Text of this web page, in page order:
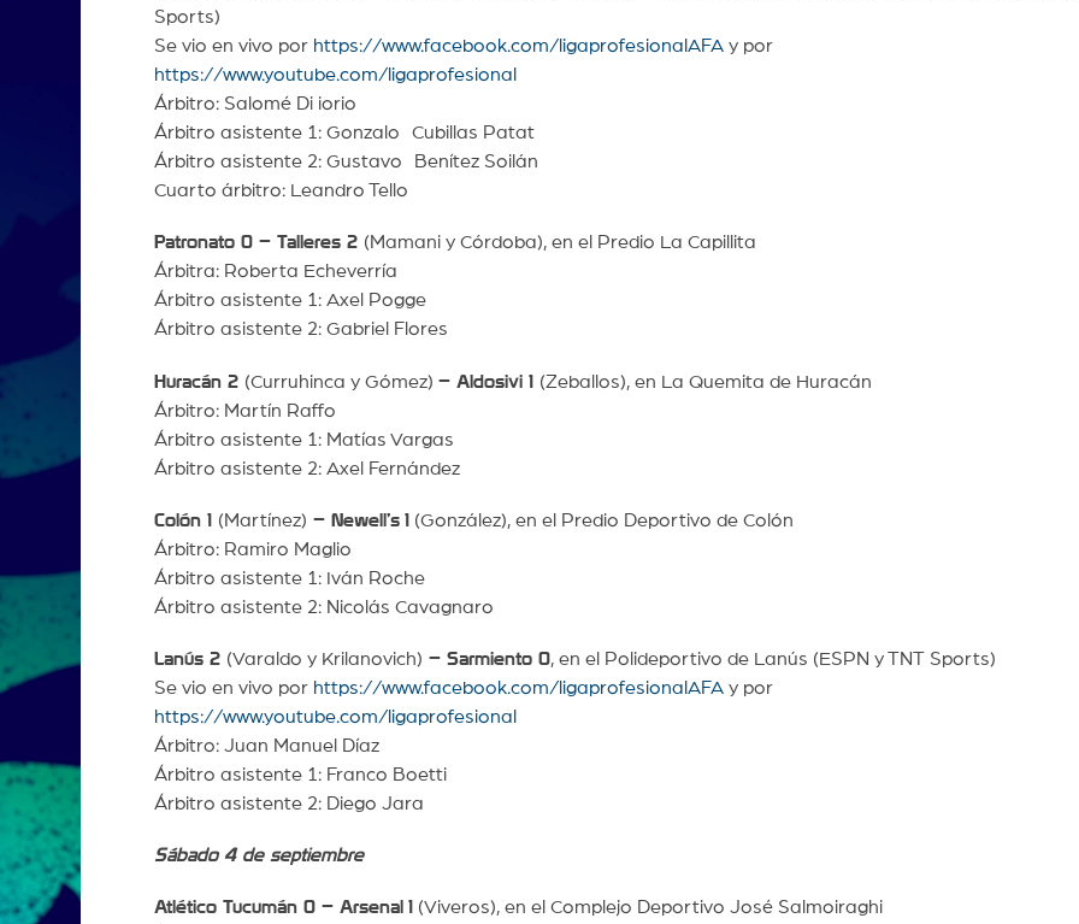
Sports)
Se vio en vivo por https://www.facebook.com/ligaprofesionalAFAy por
https://www.youtube.com/ligaprofesional
Árbitro: Salomé Di iorio
Árbitro asistente 1: Gonzalo Cubillas Patat
Árbitro asistente 2: Gustavo Benítez Soilán
Cuarto árbitro: Leandro Tello
Patronato 0 – Talleres 2 (Mamani y Córdoba), en el Predio La Capillita
Árbitra: Roberta Echeverría
Árbitro asistente 1: Axel Pogge
Árbitro asistente 2: Gabriel Flores
Huracán 2 (Curruhinca y Gómez) – Aldosivi 1 (Zeballos), en La Quemita de Huracán
Árbitro: Martín Raffo
Árbitro asistente 1: Matías Vargas
Árbitro asistente 2: Axel Fernández
Colón 1 (Martínez) – Newell’s 1 (González), en el Predio Deportivo de Colón
Árbitro: Ramiro Maglio
Árbitro asistente 1: Iván Roche
Árbitro asistente 2: Nicolás Cavagnaro
Lanús 2 (Varaldo y Krilanovich) – Sarmiento 0, en el Polideportivo de Lanús (ESPN y TNT Sports)
Se vio en vivo por https://www.facebook.com/ligaprofesionalAFAy por
https://www.youtube.com/ligaprofesional
Árbitro: Juan Manuel Díaz
Árbitro asistente 1: Franco Boetti
Árbitro asistente 2: Diego Jara
Sábado 4 de septiembre
Atlético Tucumán 0 – Arsenal 1 (Viveros), en el Complejo Deportivo José Salmoiraghi